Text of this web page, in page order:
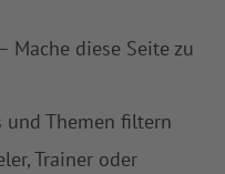
Mache diese Seite zu
und Themen filtern
Trainer oder